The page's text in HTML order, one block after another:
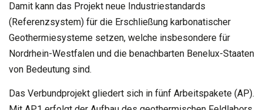
Damit kann das Projekt neue Industriestandards
(Referenzsystem) für die Erschließung karbonatischer
Geothermiesysteme setzen, welche insbesondere für
Nordrhein-Westfalen und die benachbarten Benelux-Staaten
von Bedeutung sind.
Das Verbundprojekt gliedert sich in fünf Arbeitspakete (AP).